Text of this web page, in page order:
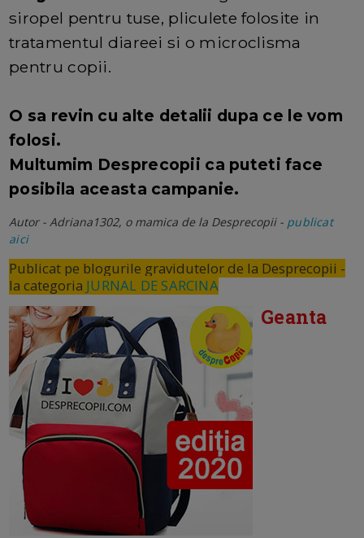
siropel pentru tuse, pliculete folosite in
tratamentul diareei si o microclisma
pentru copii.
O sa revin cu alte detalii dupa ce le vom
folosi.
Multumim Desprecopii ca puteti face
posibila aceasta campanie.
Autor - Adriana1302, o mamica de la Desprecopii - publicat
aici
Publicat pe blogurile gravidutelor de la Desprecopii -
la categoria JURNAL DE SARCINA
Geanta